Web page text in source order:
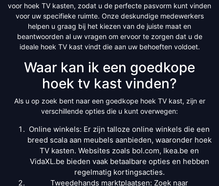
voor hoek TV kasten, zodat u de perfecte pasvorm kunt vinden
voor uw specifieke ruimte. Onze deskundige medewerkers
helpen u graag bij het kiezen van de juiste maat en
beantwoorden al uw vragen om ervoor te zorgen dat u de
ideale hoek TV kast vindt die aan uw behoeften voldoet.
Waar kan ik een goedkope
hoek tv kast vinden?
Als u op zoek bent naar een goedkope hoek TV kast, zijn er
verschillende opties die u kunt overwegen:
Online winkels: Er zijn talloze online winkels die een
breed scala aan meubels aanbieden, waaronder hoek
TV kasten. Websites zoals bol.com, Ikea.be en
VidaXL.be bieden vaak betaalbare opties en hebben
regelmatig kortingsacties.
Tweedehands marktplaatsen: Zoek naar